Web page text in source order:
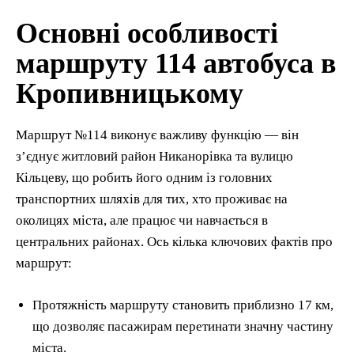
Основні особливості
маршруту 114 автобуса в
Кропивницькому
Маршрут №114 виконує важливу функцію — він
з’єднує житловий район Никанорівка та вулицю
Кільцеву, що робить його одним із головних
транспортних шляхів для тих, хто проживає на
околицях міста, але працює чи навчається в
центральних районах. Ось кілька ключових фактів про
маршрут:
Протяжність маршруту становить приблизно 17 км,
що дозволяє пасажирам перетинати значну частину
міста.